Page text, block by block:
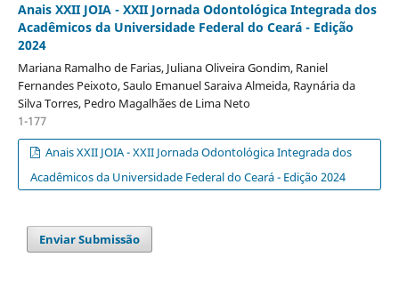
Anais XXII JOIA - XXII Jornada Odontológica Integrada dos
Acadêmicos da Universidade Federal do Ceará - Edição
2024
Mariana Ramalho de Farias, Juliana Oliveira Gondim, Raniel
Fernandes Peixoto, Saulo Emanuel Saraiva Almeida, Raynária da
Silva Torres, Pedro Magalhães de Lima Neto
1-177
Anais XXII JOIA - XXII Jornada Odontológica Integrada dos
Acadêmicos da Universidade Federal do Ceará - Edição 2024
Enviar Submissão